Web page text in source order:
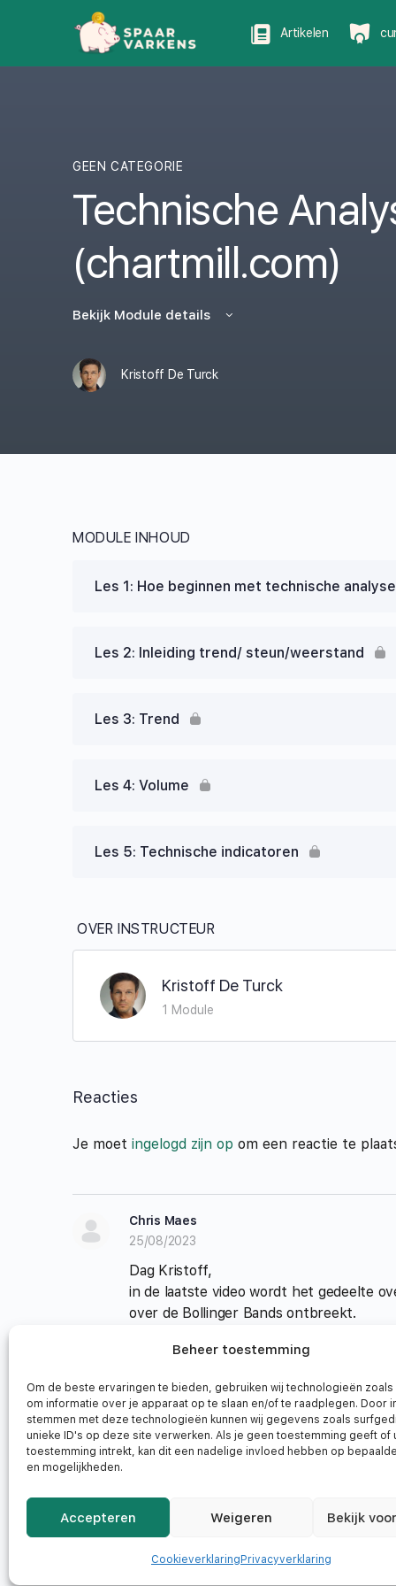
Beheer toestemming
Om de beste ervaringen te bieden, gebruiken wij technologieën
om informatie over je apparaat op te slaan en/of te raadplegen. Door
stemmen met deze technologieën kunnen wij gegevens zoals
unieke ID's op deze site verwerken. Als je geen toestemming geeft of
toestemming intrekt, kan dit een nadelige invloed hebben op
en mogelijkheden.
Accepteren Weigeren Bekijk
Cookieverklaring Privacyverklaring
Artikelen
GEEN CATEGORIE
Technische
(chartmill.com)
Bekijk Module details
Kristoff De Turck
MODULE INHOUD
Les 1: Hoe beginnen met technische
Les 2: Inleiding trend/ steun/weerstand
Les 3: Trend
Les 4: Volume
Les 5: Technische indicatoren
OVER INSTRUCTEUR
Kristoff De Turck
1 Module
Reacties
Je moet ingelogd zijn op om een reactie te
Chris Maes
25/08/2023
Dag Kristoff,
in de laatste video wordt het gedeelte
over de Bollinger Bands ontbreekt.
Login om te reageren
© 2026 - Spaarvarkens.be - Hangarstraat 22, 2400